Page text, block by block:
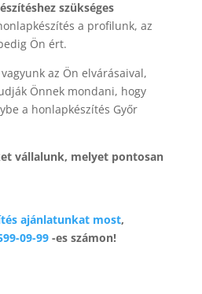
szükséges
a profilunk, az
Ön ért.
az Ön elvárásaival,
Önnek mondani, hogy
a honlapkészítés Győr
vállalunk, melyet pontosan
ajánlatunkat most,
09-99-es számon!